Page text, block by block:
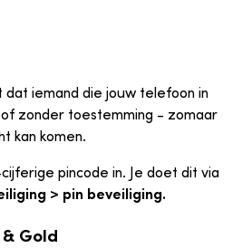
dat iemand die jouw telefoon in
zonder toestemming - zomaar
kan komen.
pincode in. Je doet dit via
> pin beveiliging.
Gold